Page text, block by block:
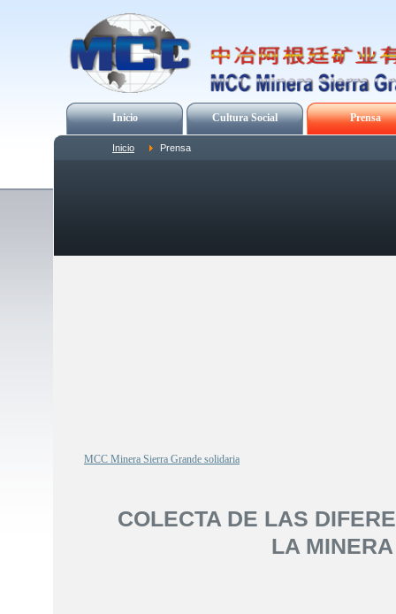
Inicio Cultura Social Prensa
Inicio Prensa
MCC Minera Sierra Grande solidaria
COLECTA DE LAS
LA MINERA